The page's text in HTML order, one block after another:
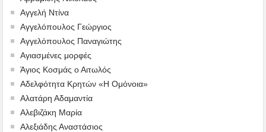
Αγγελή Ντίνα
Αγγελόπουλος Γεώργιος
Αγγελόπουλος Παναγιώτης
Αγιασμένες μορφές
Άγιος Κοσμάς ο Αιτωλός
Αδελφότητα Κρητών «Η Ομόνοια»
Αλατάρη Αδαμαντία
Αλεβιζάκη Μαρία
Αλεξιάδης Αναστάσιος